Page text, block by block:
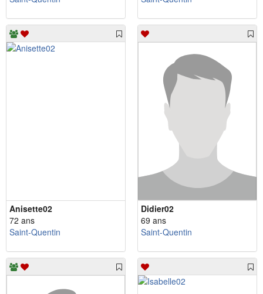
Anisette02
72 ans
Saint-Quentin
Didier02
69 ans
Saint-Quentin